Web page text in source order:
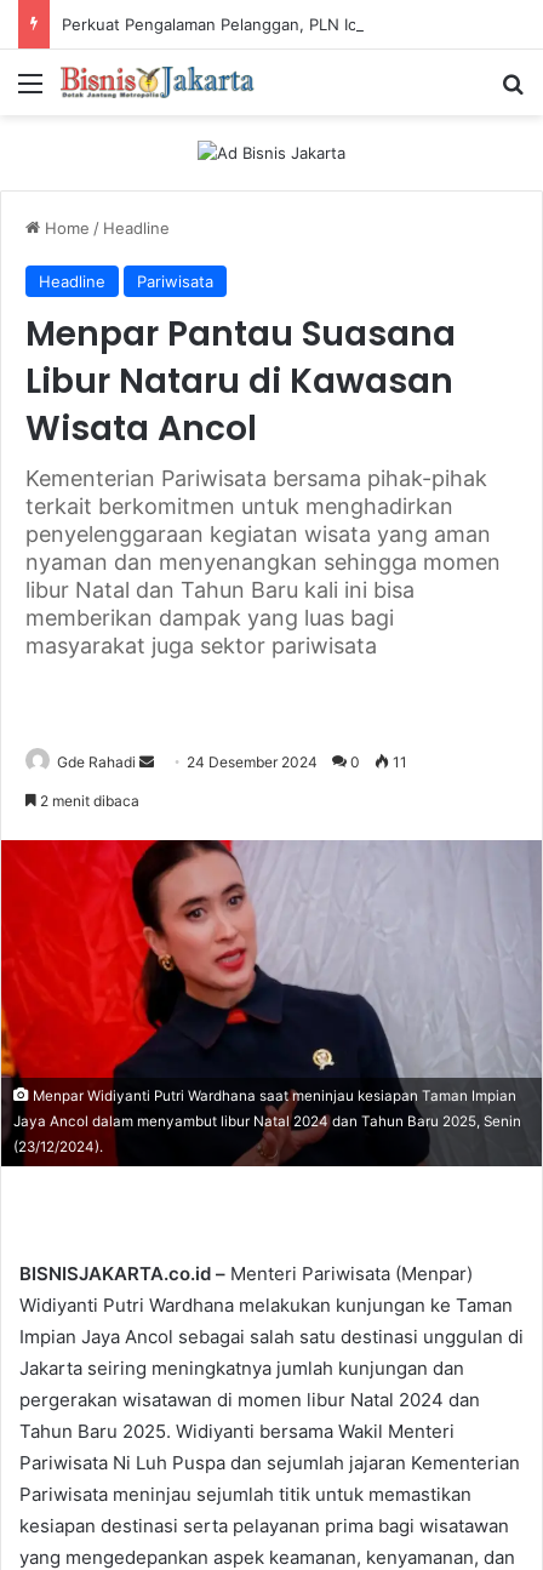
Menu
Home / Headline
Headline Pariwisata
Menpar Pantau Suasana
Libur Nataru di Kawasan
Wisata Ancol
Kementerian Pariwisata bersama pihak-pihak
terkait berkomitmen untuk menghadirkan
penyelenggaraan kegiatan wisata yang aman
nyaman dan menyenangkan sehingga momen
libur Natal dan Tahun Baru kali ini bisa
memberikan dampak yang luas bagi
masyarakat juga sektor pariwisata
Gde Rahadi
d
a
e
m
i
24 Desember 2024 0 11
2 menit dibaca
Menpar Widiyanti Putri Wardhana saat meninjau kesiapan Taman Impian
Jaya Ancol dalam menyambut libur Natal 2024 dan Tahun Baru 2025, Senin
(23/12/2024).
BISNISJAKARTA.co.id – Menteri Pariwisata (Menpar)
Widiyanti Putri Wardhana melakukan kunjungan ke Taman
Impian Jaya Ancol sebagai salah satu destinasi unggulan di
Jakarta seiring meningkatnya jumlah kunjungan dan
pergerakan wisatawan di momen libur Natal 2024 dan
Tahun Baru 2025. Widiyanti bersama Wakil Menteri
Pariwisata Ni Luh Puspa dan sejumlah jajaran Kementerian
Pariwisata meninjau sejumlah titik untuk memastikan
kesiapan destinasi serta pelayanan prima bagi wisatawan
yang mengedepankan aspek keamanan, kenyamanan, dan